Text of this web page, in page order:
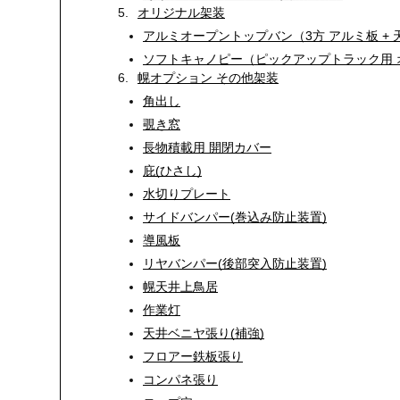
5.
オリジナル架装
アルミオープントップバン（3方 アルミ板 +
ソフトキャノピー（ピックアップトラック用
6.
幌オプション その他架装
角出し
覗き窓
長物積載用 開閉カバー
庇(ひさし)
水切りプレート
サイドバンパー(巻込み防止装置)
導風板
リヤバンパー(後部突入防止装置)
幌天井上鳥居
作業灯
天井ベニヤ張り(補強)
フロアー鉄板張り
コンパネ張り